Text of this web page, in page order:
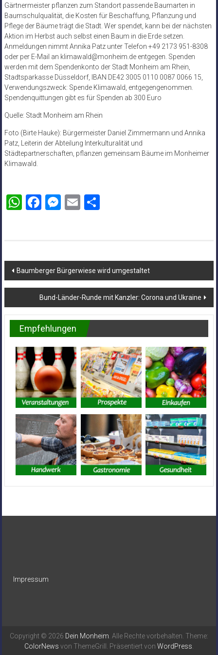
Gärtnermeister pflanzen zum Standort passende Baumarten in
Baumschulqualität, die Kosten für Beschaffung, Pflanzung und
Pflege der Bäume trägt die Stadt. Wer spendet, kann bei der nächsten
Aktion im Herbst auch selbst einen Baum in die Erde setzen.
Anmeldungen nimmt Annika Patz unter Telefon +49 2173 951-8308
oder per E-Mail an klimawald@monheim.de entgegen. Spenden
werden mit dem Spendenkonto der Stadt Monheim am Rhein,
Stadtsparkasse Düsseldorf, IBAN DE42 3005 0110 0087 0066 15,
Verwendungszweck: Spende Klimawald, entgegengenommen.
Spendenquittungen gibt es für Spenden ab 300 Euro
Quelle: Stadt Monheim am Rhein
Foto (Birte Hauke): Bürgermeister Daniel Zimmermann und Annika
Patz, Leiterin der Abteilung Interkulturalität und
Städtepartnerschaften, pflanzen gemeinsam Bäume im Monheimer
Klimawald.
WhatsApp
Facebook
Messenger
Email
Beitragsnavigation
Baumberger Bürgerwiese wird umgestaltet
Bund-Länder-Runde mit Kanzler: Corona und Ukraine
Empfehlungen
Impressum
Copyright © 2026 Dein Monheim . Alle Rechte vorbehalten. Theme:
ColorNews von ThemeGrill. Präsentiert von WordPress